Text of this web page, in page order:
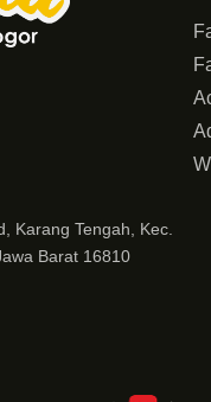
Karang Tengah, Kec.
Barat 16810